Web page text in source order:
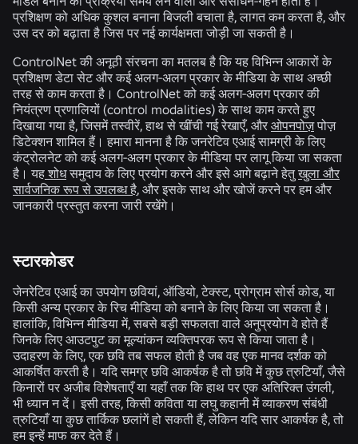
प्रशिक्षण को अधिक कुशल बनाना बिजली बचाता है, लागत कम करता है, और
उस दर को बढ़ाता है जिस पर नई कार्यक्षमता जोड़ी जा सकती है।
ControlNet की अनूठी संरचना का मतलब है कि यह विभिन्न आकारों के
प्रशिक्षण डेटा सेट और कई अलग-अलग प्रकार के मीडिया के साथ अच्छी
तरह से काम करता है। ControlNet को कई अलग-अलग प्रकार की
नियंत्रण प्रणालियों (control modalities) के साथ काम करते हुए
दिखाया गया है, जिसमें तस्वीरें, हाथ से खींची गई रेखाएँ, और ओपनपोज़पोज़
डिटेक्शन शामिल हैं। हमारा मानना है कि जनरेटिव एआई सामग्री के लिए
कंट्रोलनेट को कई अलग-अलग प्रकार के मीडिया पर लागू किया जा सकता
है। यहशोधसमुदाय के लिए प्रयोग करने और इसे आगे बढ़ाने हेतुखुला और
सार्वजनिक रूप से उपलब्ध है, और इसके साथ और खोजें करने पर हम और
जानकारी प्रस्तुत करना जारी रखेंगे।
स्टारकोडर
जेनरेटिव एआई का उपयोग छवियां, ऑडियो, टेक्स्ट, प्रोग्राम सोर्स कोड, या
किसी अन्य प्रकार के रिच मीडिया को बनाने के लिए किया जा सकता है।
हालांकि, विभिन्न मीडिया में, सबसे बड़ी सफलता वाले अनुप्रयोग वे होते हैं
जिनके लिए आउटपुट का मूल्यांकन व्यक्तिपरक रूप से किया जाता है।
उदाहरण के लिए, एक छवि तब सफल होती है जब वह एक मानव दर्शक को
आकर्षित करती है। यदि समग्र छवि आकर्षक है तो छवि में कुछ त्रुटियाँ, जैसे
किनारों पर अजीब विशेषताएँ या यहाँ तक कि हाथ पर एक अतिरिक्त उंगली,
भी ध्यान न दें। इसी तरह, किसी कविता या लघु कहानी में व्याकरण संबंधी
त्रुटियाँ या कुछ तार्किक छलांगें हो सकती हैं, लेकिन यदि सार आकर्षक है, तो
हम इन्हें माफ कर देते हैं।